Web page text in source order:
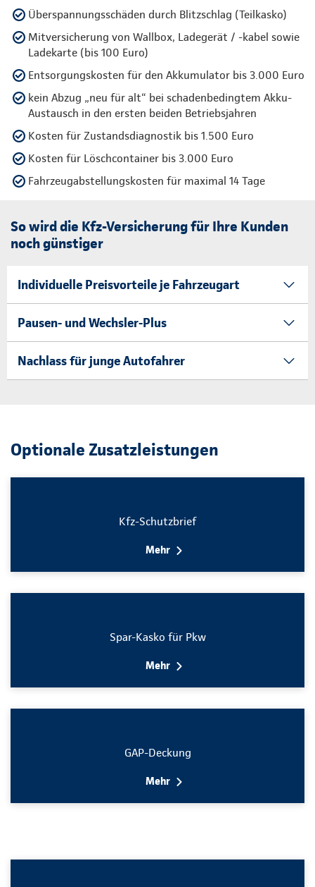
Überspannungsschäden durch Blitzschlag (Teilkasko)
Mitversicherung von Wallbox, Ladegerät / -kabel sowie
Ladekarte (bis 100 Euro)
Entsorgungskosten für den Akkumulator bis 3.000 Euro
kein Abzug „neu für alt“ bei schadenbedingtem Akku-
Austausch in den ersten beiden Betriebsjahren
Kosten für Zustandsdiagnostik bis 1.500 Euro
Kosten für Löschcontainer bis 3.000 Euro
Fahrzeugabstellungskosten für maximal 14 Tage
So wird die Kfz-Versicherung für Ihre Kunden
noch günstiger
Individuelle Preisvorteile je Fahrzeugart
Pausen- und Wechsler-Plus
Nachlass für junge Autofahrer
Optionale Zusatzleistungen
Kfz-Schutzbrief
Mehr
Spar-Kasko für Pkw
Mehr
GAP-Deckung
Mehr